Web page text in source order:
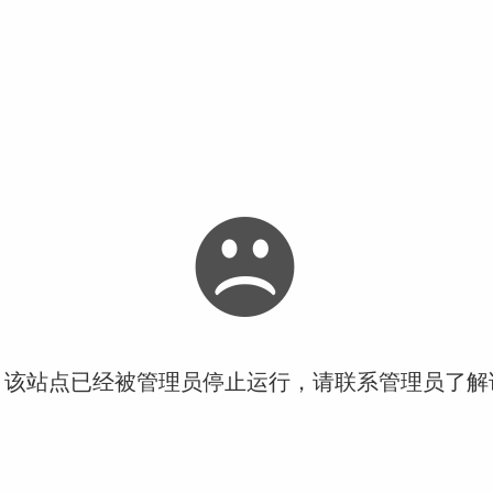
站点已经被管理员停止运行，请联系管理员了